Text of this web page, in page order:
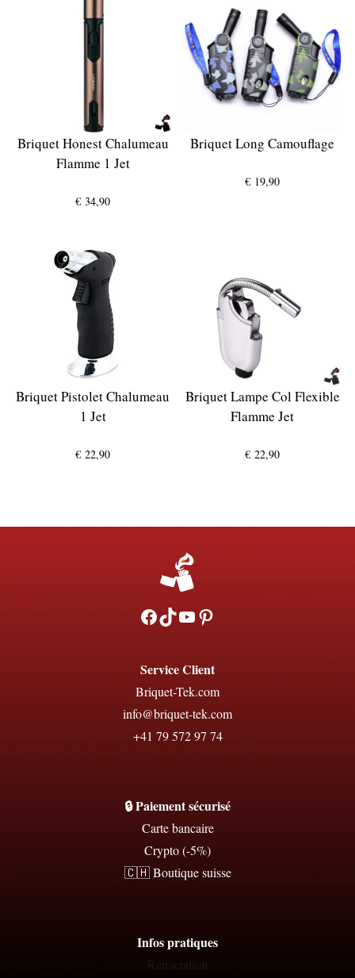
Briquet Honest Chalumeau
Flamme 1 Jet
€ 34,90
Briquet Long Camouflage
€ 19,90
Briquet Pistolet Chalumeau
1 Jet
€ 22,90
Briquet Lampe Col Flexible
Flamme Jet
€ 22,90
Facebook
TikTokYouTubePinterest
Service Client
Briquet-Tek.com
info@briquet-tek.com
+41 79 572 97 74
🔒 Paiement sécurisé
Carte bancaire
Crypto (-5%)
🇨🇭 Boutique suisse
Infos pratiques
Rétractation